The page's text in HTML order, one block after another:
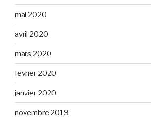
mai 2020
avril 2020
mars 2020
février 2020
janvier 2020
novembre 2019